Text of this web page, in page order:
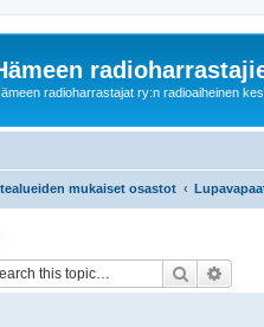
radioharrastajat ry:n radioaiheinen
mukaiset osastot
Search